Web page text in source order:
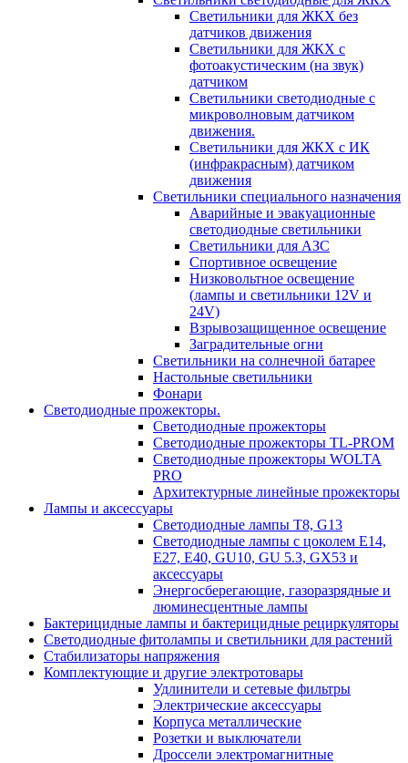
Светильники для ЖКХ без
датчиков движения
Светильники для ЖКХ с
фотоакустическим (на звук)
датчиком
Светильники светодиодные с
микроволновым датчиком
движения.
Светильники для ЖКХ с ИК
(инфракрасным) датчиком
движения
Светильники специального назначения
Аварийные и эвакуационные
светодиодные светильники
Светильники для АЗС
Спортивное освещение
Низковольтное освещение
(лампы и светильники 12V и
24V)
Взрывозащищенное освещение
Заградительные огни
Светильники на солнечной батарее
Настольные светильники
Фонари
Светодиодные прожекторы.
Светодиодные прожекторы
Светодиодные прожекторы TL-PROM
Светодиодные прожекторы WOLTA
PRO
Архитектурные линейные прожекторы
Лампы и аксессуары
Светодиодные лампы Т8, G13
Светодиодные лампы с цоколем Е14,
Е27, E40, GU10, GU 5.3, GX53 и
аксессуары
Энергосберегающие, газоразрядные и
люминесцентные лампы
Бактерицидные лампы и бактерицидные рециркуляторы
Светодиодные фитолампы и светильники для растений
Стабилизаторы напряжения
Комплектующие и другие электротовары
Удлинители и сетевые фильтры
Электрические аксессуары
Корпуса металлические
Розетки и выключатели
Дроссели электромагнитные